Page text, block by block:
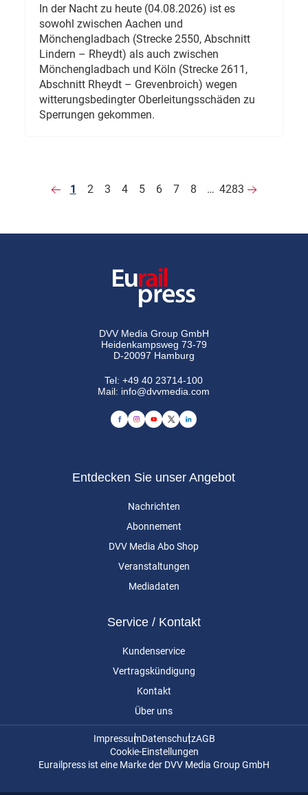
In der Nacht zu heute (04.08.2026) ist es
sowohl zwischen Aachen und
Mönchengladbach (Strecke 2550, Abschnitt
Lindern – Rheydt) als auch zwischen
Mönchengladbach und Köln (Strecke 2611,
Abschnitt Rheydt – Grevenbroich) wegen
witterungsbedingter Oberleitungsschäden zu
Sperrungen gekommen.
1 2 3 4 5 6 7 8 … 4283
DVV Media Group GmbH
Heidenkampsweg 73-79
D-20097 Hamburg
Tel:+49 40 23714-100
Mail: info@dvvmedia.com
Entdecken Sie unser Angebot
Nachrichten
Abonnement
DVV Media Abo Shop
Veranstaltungen
Mediadaten
Service / Kontakt
Kundenservice
Vertragskündigung
Kontakt
Über uns
ImpressumDatenschutzAGB
Cookie-Einstellungen
Eurailpress ist eine Marke der DVV Media Group GmbH